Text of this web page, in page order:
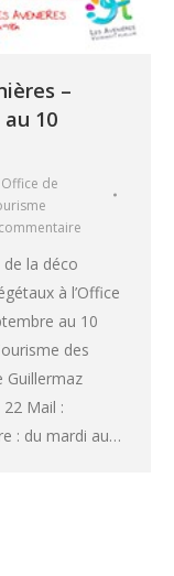
–
10
Office de
de la déco
à l’Office
au 10
des
Guillermaz
Mail :
: du mardi au…